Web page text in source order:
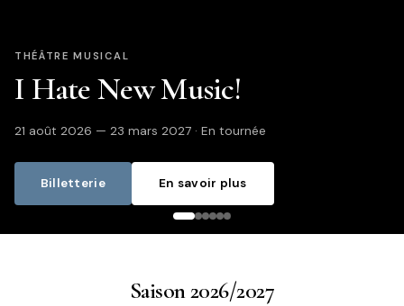
THÉÂTRE MUSICAL
I Hate New Music!
21 août 2026 — 23 mars 2027 · En tournée
Billetterie En savoir plus
Saison 2026/2027